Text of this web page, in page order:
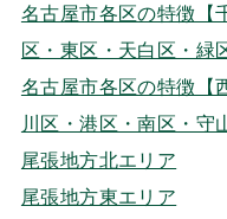
名古屋市各区の特徴【
区・東区・天白区・緑
名古屋市各区の特徴【
川区・港区・南区・守
尾張地方北エリア
尾張地方東エリア